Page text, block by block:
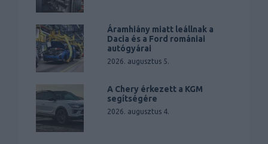
Áramhiány miatt leállnak a
Dacia és a Ford romániai
autógyárai
2026. augusztus 5.
A Chery érkezett a KGM
segítségére
2026. augusztus 4.